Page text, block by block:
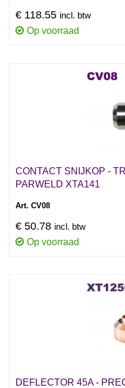
€ 118.55 incl. btw
Op voorraad
CONTACT SNIJKOP -
PARWELD XTA141
Art. CV08
€ 50.78 incl. btw
Op voorraad
DEFLECTOR 45A -